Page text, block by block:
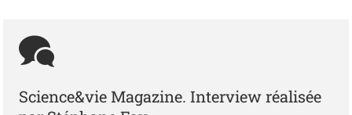
Science&vie Magazine. Interview réalisée